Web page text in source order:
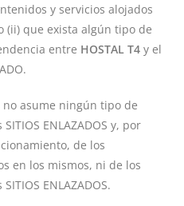
y servicios alojados
(ii) que exista algún tipo de
entre HOSTAL T4 y el
no asume ningún tipo de
ENLAZADOS y, por
de los
en los mismos, ni de los
ENLAZADOS.